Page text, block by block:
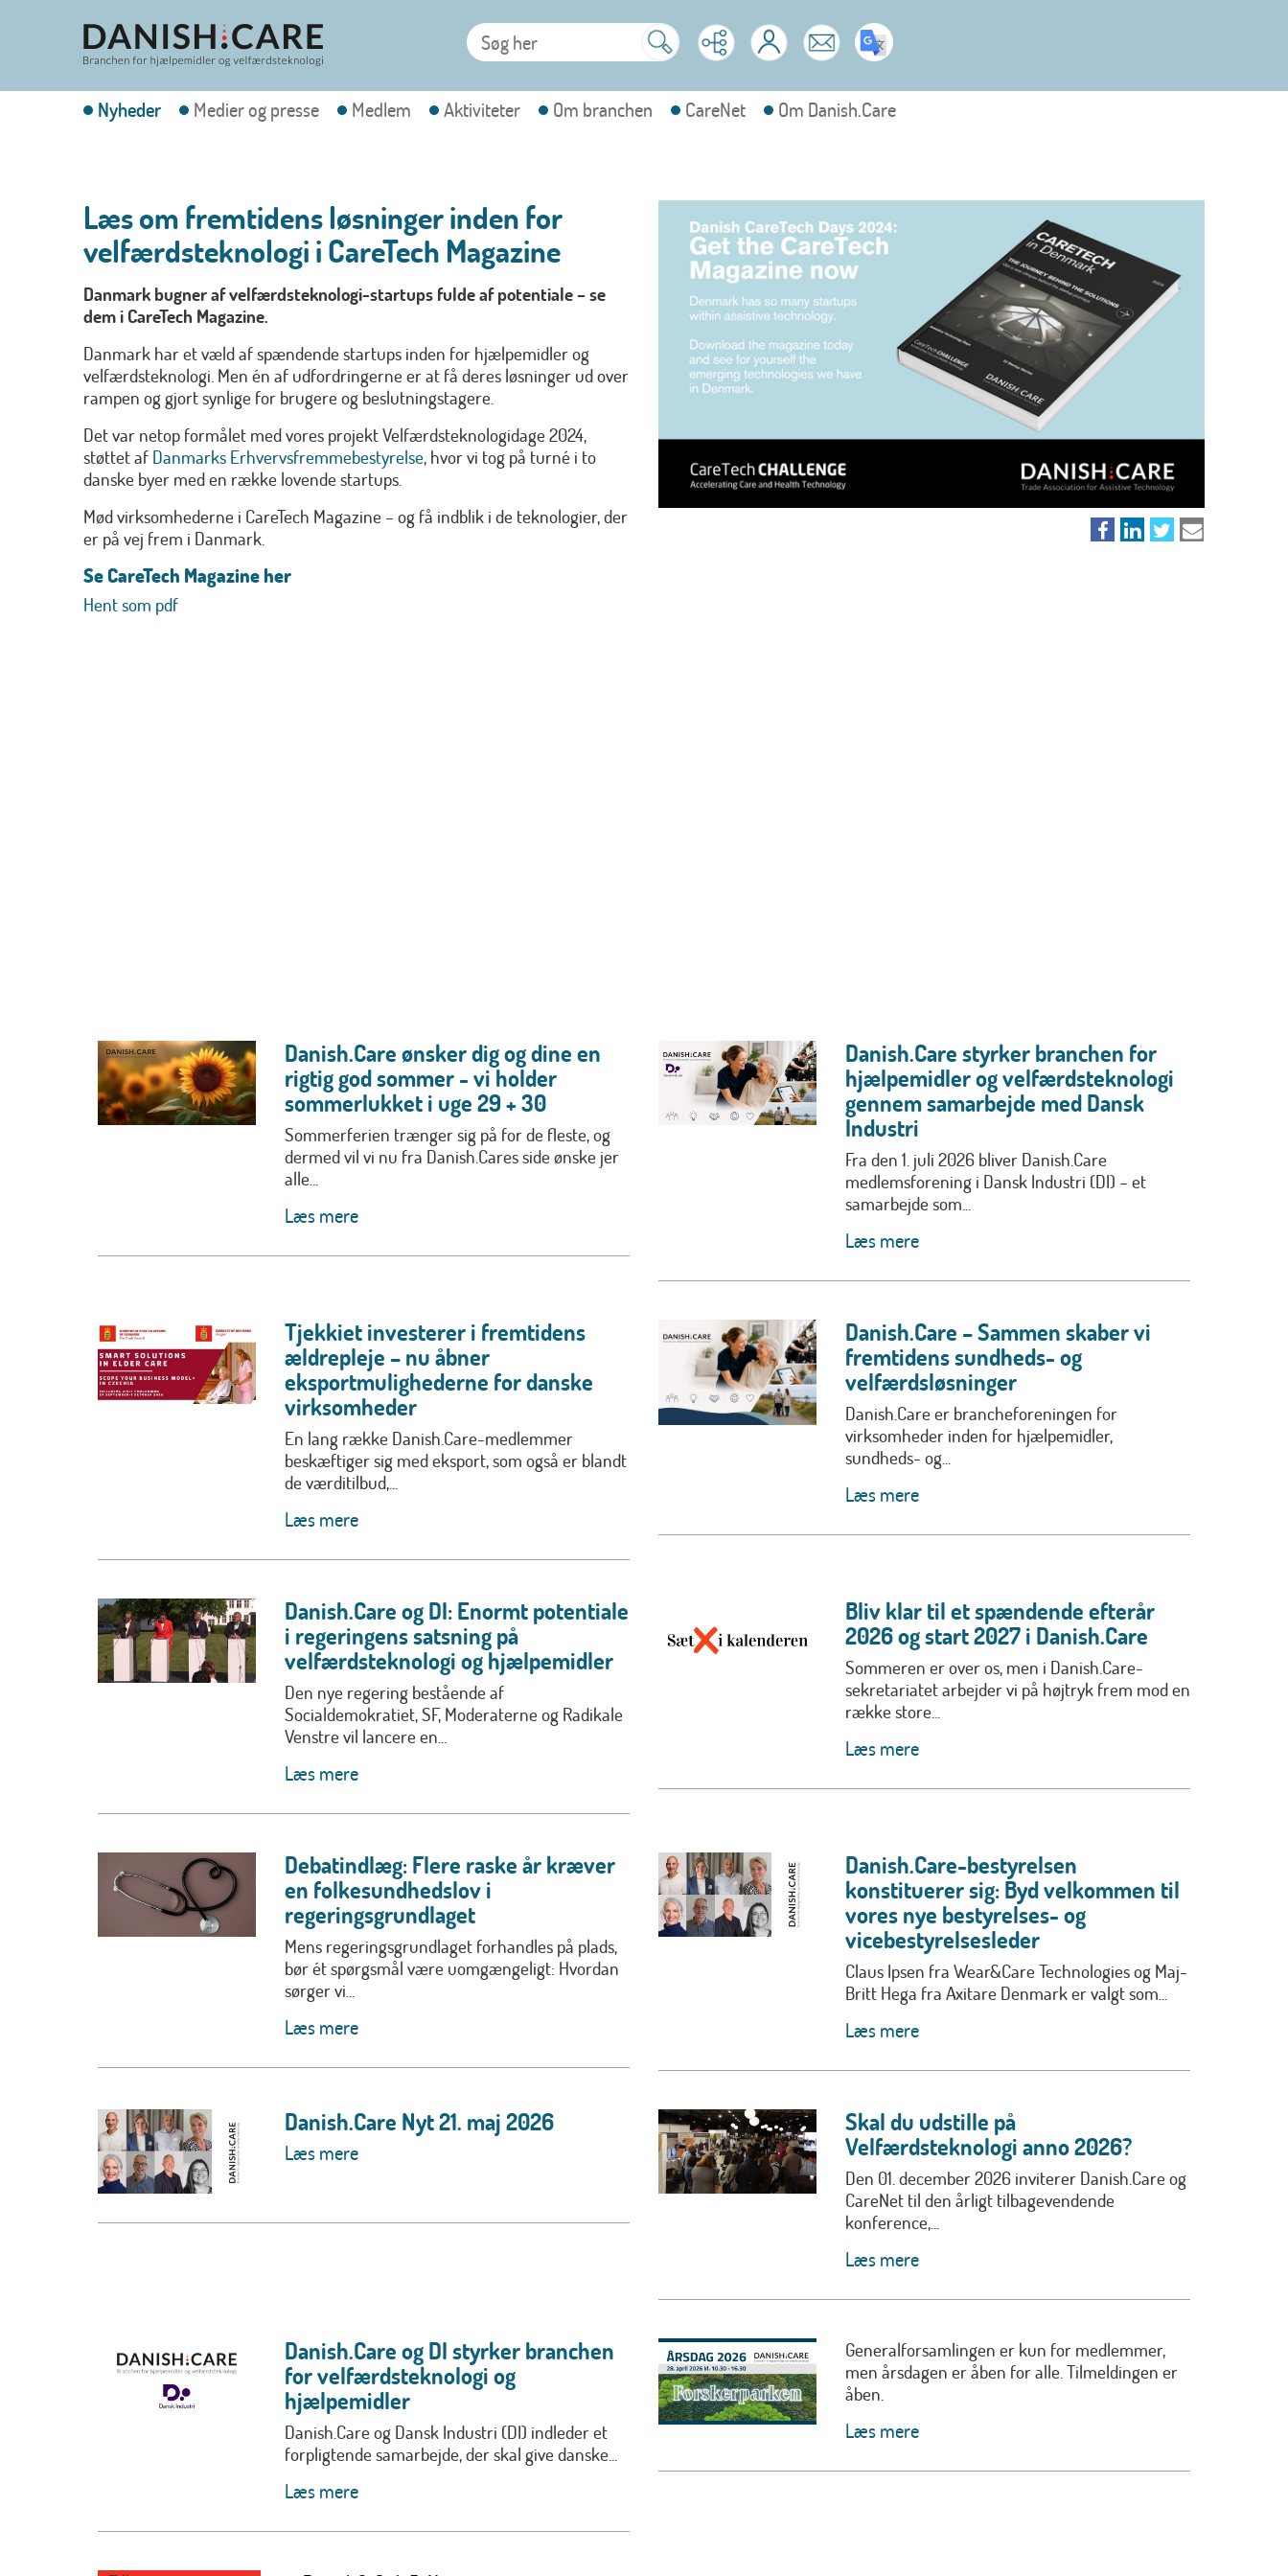
Nyheder Medier og presse Medlem Aktiviteter Om branchen CareNet Om Danish.Care
Læs om fremtidens løsninger inden for
velfærdsteknologi i CareTech Magazine
Danmark bugner af velfærdsteknologi-startups fulde af potentiale – se
dem i CareTech Magazine.
Danmark har et væld af spændende startups inden for hjælpemidler og
velfærdsteknologi. Men én af udfordringerne er at få deres løsninger ud over
rampen og gjort synlige for brugere og beslutningstagere.
Det var netop formålet med vores projekt Velfærdsteknologidage 2024,
støttet af Danmarks Erhvervsfremmebestyrelse, hvor vi tog på turné i to
danske byer med en række lovende startups.
Mød virksomhederne i CareTech Magazine – og få indblik i de teknologier, der
er på vej frem i Danmark.
Se CareTech Magazine her
Hent som pdf
Danish.Care ønsker dig og dine en
rigtig god sommer - vi holder
sommerlukket i uge 29 + 30
Sommerferien trænger sig på for de fleste, og
dermed vil vi nu fra Danish.Cares side ønske jer
alle...
Læs mere
Danish.Care styrker branchen for
hjælpemidler og velfærdsteknologi
gennem samarbejde med Dansk
Industri
Fra den 1. juli 2026 bliver Danish.Care
medlemsforening i Dansk Industri (DI) – et
samarbejde som...
Læs mere
Tjekkiet investerer i fremtidens
ældrepleje – nu åbner
eksportmulighederne for danske
virksomheder
En lang række Danish.Care-medlemmer
beskæftiger sig med eksport, som også er blandt
de værditilbud,...
Læs mere
Danish.Care – Sammen skaber vi
fremtidens sundheds- og
velfærdsløsninger
Danish.Care er brancheforeningen for
virksomheder inden for hjælpemidler,
sundheds- og...
Læs mere
Danish.Care og DI: Enormt potentiale
i regeringens satsning på
velfærdsteknologi og hjælpemidler
Den nye regering bestående af
Socialdemokratiet, SF, Moderaterne og Radikale
Venstre vil lancere en...
Læs mere
Bliv klar til et spændende efterår
2026 og start 2027 i Danish.Care
Sommeren er over os, men i Danish.Care-
sekretariatet arbejder vi på højtryk frem mod en
række store...
Læs mere
Debatindlæg: Flere raske år kræver
en folkesundhedslov i
regeringsgrundlaget
Mens regeringsgrundlaget forhandles på plads,
bør ét spørgsmål være uomgængeligt: Hvordan
sørger vi...
Læs mere
Danish.Care-bestyrelsen
konstituerer sig: Byd velkommen til
vores nye bestyrelses- og
vicebestyrelsesleder
Claus Ipsen fra Wear&Care Technologies og Maj-
Britt Hega fra Axitare Denmark er valgt som...
Læs mere
Danish.Care Nyt 21. maj 2026
Læs mere
Skal du udstille på
Velfærdsteknologi anno 2026?
Den 01. december 2026 inviterer Danish.Care og
CareNet til den årligt tilbagevendende
konference,...
Læs mere
Danish.Care og DI styrker branchen
for velfærdsteknologi og
hjælpemidler
Danish.Care og Dansk Industri (DI) indleder et
forpligtende samarbejde, der skal give danske...
Læs mere
Generalforsamlingen er kun for medlemmer,
men årsdagen er åben for alle. Tilmeldingen er
åben.
Læs mere